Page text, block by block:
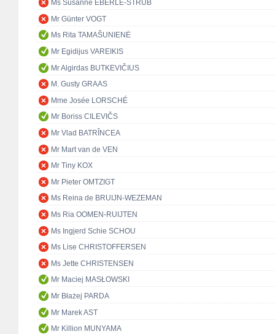
Ms Susanne EBERLE-STRUB
Mr Günter VOGT
Ms Rita TAMAŠUNIENĖ
Mr Egidijus VAREIKIS
Mr Algirdas BUTKEVIČIUS
M. Gusty GRAAS
Mme Josée LORSCHÉ
Mr Boriss CILEVIČS
Mr Vlad BATRÎNCEA
Mr Mart van de VEN
Mr Tiny KOX
Mr Pieter OMTZIGT
Ms Reina de BRUIJN-WEZEMAN
Ms Ria OOMEN-RUIJTEN
Ms Ingjerd Schie SCHOU
Ms Lise CHRISTOFFERSEN
Ms Jette CHRISTENSEN
Mr Maciej MASŁOWSKI
Mr Błażej PARDA
Mr Marek AST
Mr Killion MUNYAMA